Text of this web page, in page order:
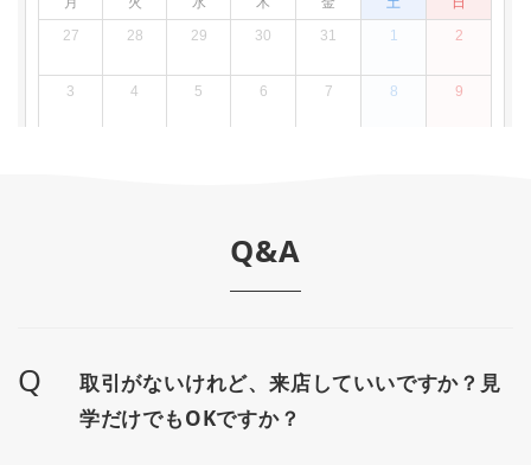
Q&A
Q
取引がないけれど、来店していいですか？見
学だけでもOKですか？